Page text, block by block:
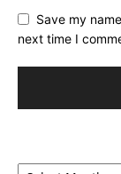
Save my
next time I
Archives